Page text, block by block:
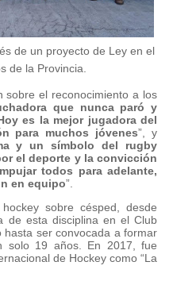
de un proyecto de Ley en el
de la Provincia.
sobre el reconocimiento a los
que nunca paró y
es la mejor jugadora del
para muchos jóvenes”, y
y un símbolo del rugby
el deporte y la convicción
todos para adelante,
en equipo”.
sobre césped, desde
de esta disciplina en el Club
hasta ser convocada a formar
solo 19 años. En 2017, fue
de Hockey como “La